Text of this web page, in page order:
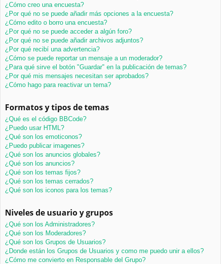
¿Cómo creo una encuesta?
¿Por qué no se puede añadir más opciones a la encuesta?
¿Cómo edito o borro una encuesta?
¿Por qué no se puede acceder a algún foro?
¿Por qué no se puede añadir archivos adjuntos?
¿Por qué recibí una advertencia?
¿Cómo se puede reportar un mensaje a un moderador?
¿Para qué sirve el botón "Guardar" en la publicación de temas?
¿Por qué mis mensajes necesitan ser aprobados?
¿Cómo hago para reactivar un tema?
Formatos y tipos de temas
¿Qué es el código BBCode?
¿Puedo usar HTML?
¿Qué son los emoticonos?
¿Puedo publicar imagenes?
¿Qué son los anuncios globales?
¿Qué son los anuncios?
¿Qué son los temas fijos?
¿Qué son los temas cerrados?
¿Qué son los iconos para los temas?
Niveles de usuario y grupos
¿Qué son los Administradores?
¿Qué son los Moderadores?
¿Qué son los Grupos de Usuarios?
¿Donde están los Grupos de Usuarios y como me puedo unir a ellos?
¿Cómo me convierto en Responsable del Grupo?